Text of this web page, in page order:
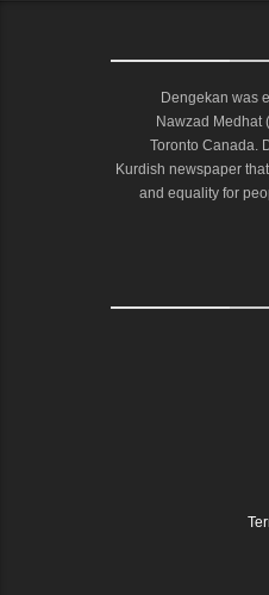
Dengekan was
Nawzad Medhat
Toronto Canada.
Kurdish newspaper
and equality for